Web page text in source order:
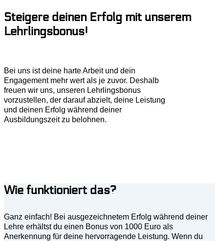
Steigere deinen Erfolg mit unserem
Lehrlingsbonus!
Bei uns ist deine harte Arbeit und dein
Engagement mehr wert als je zuvor. Deshalb
freuen wir uns, unseren Lehrlingsbonus
vorzustellen, der darauf abzielt, deine Leistung
und deinen Erfolg während deiner
Ausbildungszeit zu belohnen.
Wie funktioniert das?
Ganz einfach! Bei ausgezeichnetem Erfolg während deiner
Lehre erhältst du einen Bonus von 1000 Euro als
Anerkennung für deine hervorragende Leistung. Wenn du